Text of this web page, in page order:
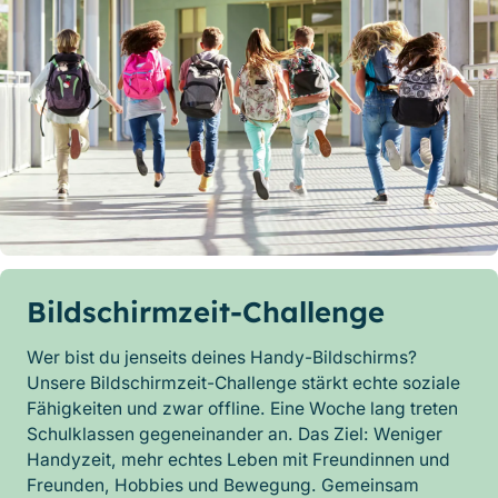
Bildschirmzeit-Challenge
Wer bist du jenseits deines Handy-Bildschirms?
Unsere Bildschirmzeit-Challenge stärkt echte soziale
Fähigkeiten und zwar offline. Eine Woche lang treten
Schulklassen gegeneinander an. Das Ziel: Weniger
Handyzeit, mehr echtes Leben mit Freundinnen und
Freunden, Hobbies und Bewegung. Gemeinsam